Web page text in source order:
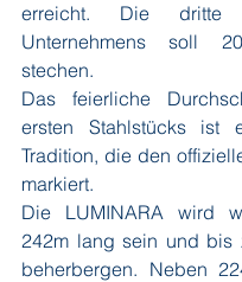
erreicht. Die dritte
Unternehmens soll
stechen.
Das feierliche
ersten Stahlstücks ist
Tradition, die den
markiert.
Die LUMINARA wird
242m lang sein und bis
beherbergen. Neben